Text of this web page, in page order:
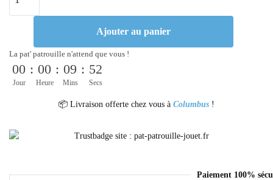
Ajouter au panier
La pat' patrouille n'attend que vous !
00
Jour
: 00
Heure
: 09
Mins
: 52
Secs
📦 Livraison offerte chez vous à Columbus !
Paiement 100%